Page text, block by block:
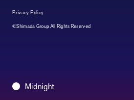
Daybreak
Midnight
Privacy Policy
©Shimada Group All Rights Reserved